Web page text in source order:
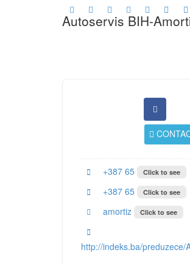
Autoservis BIH-
+387 65 Click to see
+387 65 Click to see
amortiz Click to see
http://indeks.ba/preduzece/